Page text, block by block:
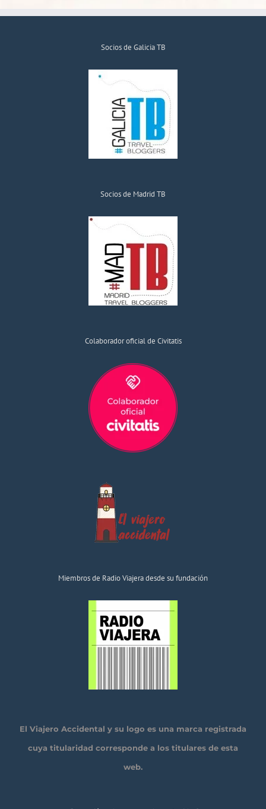
Socios de Galicia TB
Socios de Madrid TB
Colaborador oficial de Civitatis
Miembros de Radio Viajera desde su fundación
El Viajero Accidental y su logo es una marca registrada
cuya titularidad corresponde a los titulares de esta
web.